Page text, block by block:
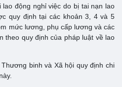
động nghỉ việc do bị tai nạn lao
quy định tại các khoản 3, 4 và 5
mức lương, phụ cấp lương và các
theo quy định của pháp luật về lao
binh và Xã hội quy định chi